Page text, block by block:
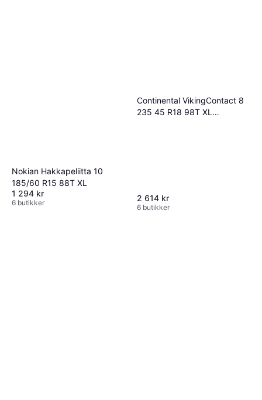
Nokian Hakkapeliitta 10
185/60 R15 88T XL
1 294 kr
6 butikker
Continental VikingContact 8
235 45 R18 98T XL
2 614 kr
6 butikker